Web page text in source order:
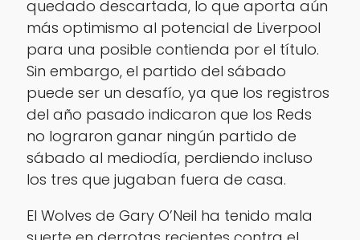
quedado descartada, lo que aporta aún
más optimismo al potencial de Liverpool
para una posible contienda por el título.
Sin embargo, el partido del sábado
puede ser un desafío, ya que los registros
del año pasado indicaron que los Reds
no lograron ganar ningún partido de
sábado al mediodía, perdiendo incluso
los tres que jugaban fuera de casa.
El Wolves de Gary O’Neil ha tenido mala